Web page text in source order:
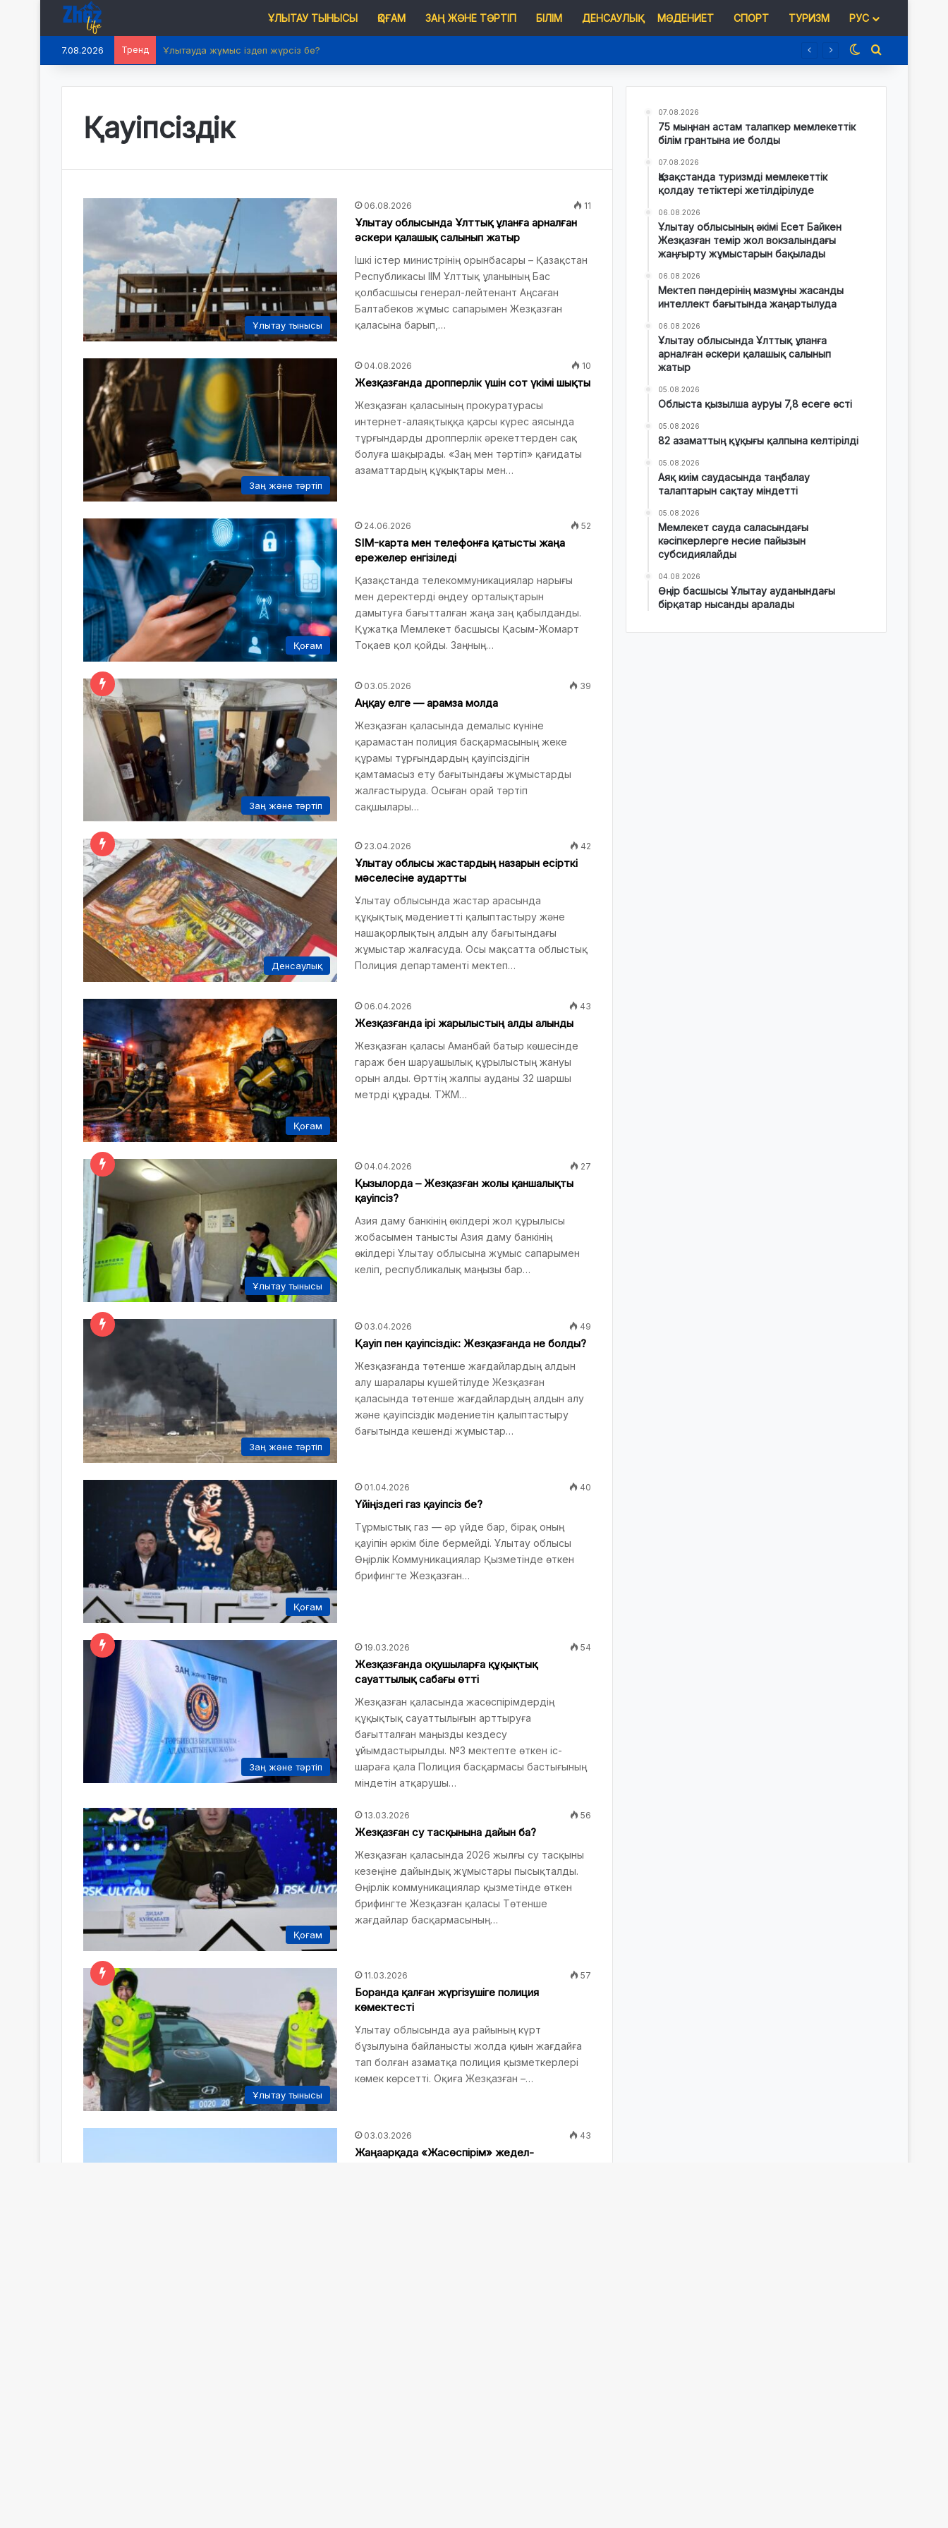
ҰЛЫТАУ ТЫНЫСЫ ҚОҒАМ ЗАҢ ЖӘНЕ ТӘРТІП БІЛІМ ДЕНСАУЛЫҚ МӘДЕНИЕТ СПОРТ ТУРИЗМ РУС
7.08.2026 Тренд 2026 жылдың 1 шілдесінен бастап қазақстандықтардың өмірінде не өзгереді? Switch skin
Іздеу
Қауіпсіздік
Ұлытау тынысы
06.08.2026 11
Ұлытау облысында Ұлттық ұланға арналған
әскери қалашық салынып жатыр
Ішкі істер министрінің орынбасары – Қазақстан
Республикасы ІІМ Ұлттық ұланының Бас
қолбасшысы генерал-лейтенант Аңсаған
Балтабеков жұмыс сапарымен Жезқазған
қаласына барып,…
Заң және тәртіп
04.08.2026 10
Жезқазғанда дропперлік үшін сот үкімі шықты
Жезқазған қаласының прокуратурасы
интернет-алаяқтыққа қарсы күрес аясында
тұрғындарды дропперлік әрекеттерден сақ
болуға шақырады. «Заң мен тәртіп» қағидаты
азаматтардың құқықтары мен…
Қоғам
24.06.2026 52
SIM-карта мен телефонға қатысты жаңа
ережелер енгізіледі
Қазақстанда телекоммуникациялар нарығы
мен деректерді өңдеу орталықтарын
дамытуға бағытталған жаңа заң қабылданды.
Құжатқа Мемлекет басшысы Қасым-Жомарт
Тоқаев қол қойды. Заңның…
Заң және тәртіп
03.05.2026 39
Аңқау елге — арамза молда
Жезқазған қаласында демалыс күніне
қарамастан полиция басқармасының жеке
құрамы тұрғындардың қауіпсіздігін
қамтамасыз ету бағытындағы жұмыстарды
жалғастыруда. Осыған орай тәртіп
сақшылары…
Денсаулық
23.04.2026 42
Ұлытау облысы жастардың назарын есірткі
мәселесіне аудартты
Ұлытау облысында жастар арасында
құқықтық мәдениетті қалыптастыру және
нашақорлықтың алдын алу бағытындағы
жұмыстар жалғасуда. Осы мақсатта облыстық
Полиция департаменті мектеп…
Қоғам
06.04.2026 43
Жезқазғанда ірі жарылыстың алды алынды
Жезқазған қаласы Аманбай батыр көшесінде
гараж бен шаруашылық құрылыстың жануы
орын алды. Өрттің жалпы ауданы 32 шаршы
метрді құрады. ТЖМ…
Ұлытау тынысы
04.04.2026 27
Қызылорда – Жезқазған жолы қаншалықты
қауіпсіз?
Азия даму банкінің өкілдері жол құрылысы
жобасымен танысты Азия даму банкінің
өкілдері Ұлытау облысына жұмыс сапарымен
келіп, республикалық маңызы бар…
Заң және тәртіп
03.04.2026 49
Қауіп пен қауіпсіздік: Жезқазғанда не болды?
Жезқазғанда төтенше жағдайлардың алдын
алу шаралары күшейтілуде Жезқазған
қаласында төтенше жағдайлардың алдын алу
және қауіпсіздік мәдениетін қалыптастыру
бағытында кешенді жұмыстар…
Қоғам
01.04.2026 40
Үйіңіздегі газ қауіпсіз бе?
Тұрмыстық газ — әр үйде бар, бірақ оның
қауіпін әркім біле бермейді. Ұлытау облысы
Өңірлік Коммуникациялар Қызметінде өткен
брифингте Жезқазған…
Заң және тәртіп
19.03.2026 54
Жезқазғанда оқушыларға құқықтық
сауаттылық сабағы өтті
Жезқазған қаласында жасөспірімдердің
құқықтық сауаттылығын арттыруға
бағытталған маңызды кездесу
ұйымдастырылды. №3 мектепте өткен іс-
шараға қала Полиция басқармасы бастығының
міндетін атқарушы…
Қоғам
13.03.2026 56
Жезқазған су тасқынына дайын ба?
Жезқазған қаласында 2026 жылғы су тасқыны
кезеңіне дайындық жұмыстары пысықталды.
Өңірлік коммуникациялар қызметінде өткен
брифингте Жезқазған қаласы Төтенше
жағдайлар басқармасының…
Ұлытау тынысы
11.03.2026 57
Боранда қалған жүргізушіге полиция
көмектесті
Ұлытау облысында ауа райының күрт
бұзылуына байланысты жолда қиын жағдайға
тап болған азаматқа полиция қызметкерлері
көмек көрсетті. Оқиға Жезқазған –…
03.03.2026 43
Жаңаарқада «Жасөспірім» жедел-
07.08.2026
75 мыңнан астам талапкер мемлекеттік
білім грантына ие болды
07.08.2026
Қазақстанда туризмді мемлекеттік
қолдау тетіктері жетілдірілуде
06.08.2026
Ұлытау облысының әкімі Есет Байкен
Жезқазған темір жол вокзалындағы
жаңғырту жұмыстарын бақылады
06.08.2026
Мектеп пәндерінің мазмұны жасанды
интеллект бағытында жаңартылуда
06.08.2026
Ұлытау облысында Ұлттық ұланға
арналған әскери қалашық салынып
жатыр
05.08.2026
Облыста қызылша ауруы 7,8 есеге өсті
05.08.2026
82 азаматтың құқығы қалпына келтірілді
05.08.2026
Аяқ киім саудасында таңбалау
талаптарын сақтау міндетті
05.08.2026
Мемлекет сауда саласындағы
кәсіпкерлерге несие пайызын
субсидиялайды
04.08.2026
Өңір басшысы Ұлытау ауданындағы
бірқатар нысанды аралады